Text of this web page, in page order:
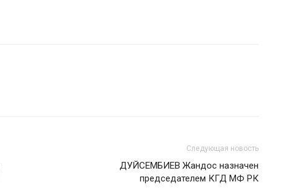
Следующая новость
ДУЙСЕМБИЕВ Жандос назначен
председателем КГД МФ РК